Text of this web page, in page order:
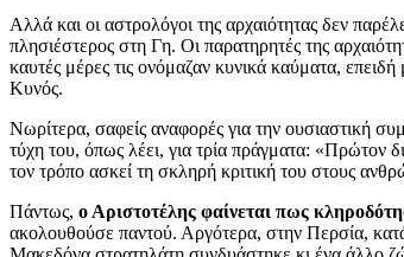
Αλλά και οι αστρολόγοι της αρχαιότητας δεν
πλησιέστερος στη Γη. Οι παρατηρητές της
καυτές μέρες τις ονόμαζαν κυνικά καύματα,
Κυνός.
Νωρίτερα, σαφείς αναφορές για την ουσιαστική
τύχη του, όπως λέει, για τρία πράγματα: «Πρώτον
τον τρόπο ασκεί τη σκληρή κριτική του στους
Πάντως, ο Αριστοτέλης φαίνεται πως
ακολουθούσε παντού. Αργότερα, στην Περσία,